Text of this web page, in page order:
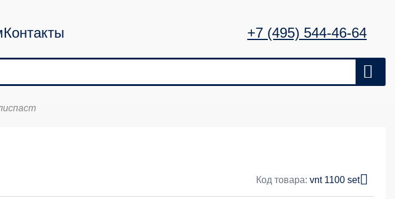
Контакты +7 (495) 544-46-64
Код товара: vnt 1100 set